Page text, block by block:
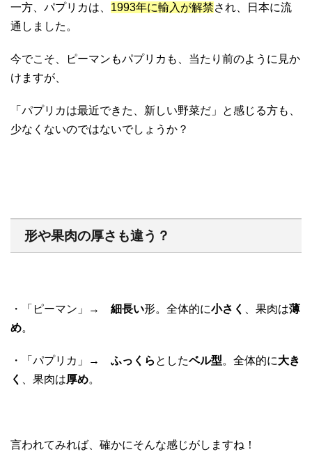
一方、パプリカは、 1993年に輸入が解禁され、日本に流
通しました。
今でこそ、ピーマンもパプリカも、当たり前のように見か
けますが、
「パプリカは最近できた、新しい野菜だ」と感じる方も、
少なくないのではないでしょうか？
形や果肉の厚さも違う？
・「ピーマン」→ 細長い形。全体的に小さく 、果肉は薄
め。
・「パプリカ」→ ふっくら としたベル型。全体的に大き
く
、果肉は厚め。
言われてみれば、確かにそんな感じがしますね！